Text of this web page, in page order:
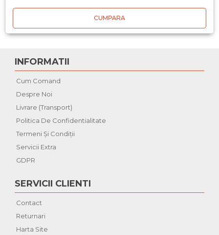
CUMPARA
INFORMATII
Cum Comand
Despre Noi
Livrare (Transport)
Politica De Confidentialitate
Termeni Şi Condiţii
Servicii Extra
GDPR
SERVICII CLIENTI
Contact
Returnari
Harta Site